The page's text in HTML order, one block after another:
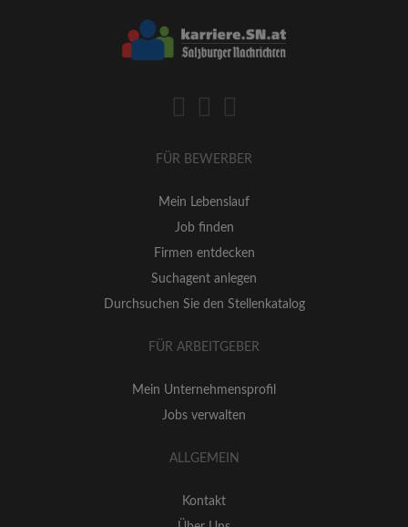
FÜR BEWERBER
Mein Lebenslauf
Job finden
Firmen entdecken
Suchagent anlegen
Durchsuchen Sie den Stellenkatalog
FÜR ARBEITGEBER
Mein Unternehmensprofil
Jobs verwalten
ALLGEMEIN
Kontakt